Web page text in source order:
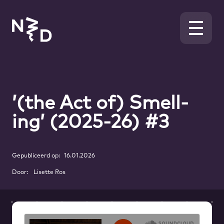
’(the Act of) Smell-
ing’ (2025-26) #3
Gepubliceerd op: 16.01.2026
Door: Lisette Ros